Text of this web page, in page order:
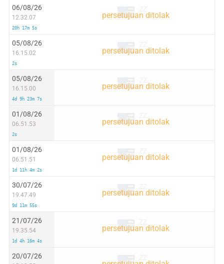
06/08/26
12.32.07
20h 17m 5s
05/08/26
16.15.02
2s
05/08/26
16.15.00
4d 9h 23m 7s
01/08/26
06.51.53
2s
01/08/26
06.51.51
1d 11h 4m 2s
30/07/26
19.47.49
9d 11m 55s
21/07/26
19.35.54
1d 4h 16m 4s
20/07/26